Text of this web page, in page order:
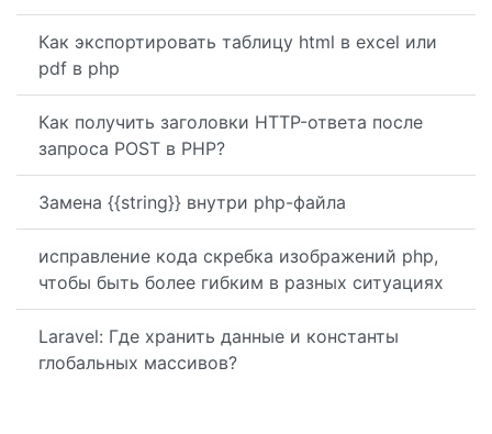
Как экспортировать таблицу html в excel или
pdf в php
Как получить заголовки HTTP-ответа после
запроса POST в PHP?
Замена {{string}} внутри php-файла
исправление кода скребка изображений php,
чтобы быть более гибким в разных ситуациях
Laravel: Где хранить данные и константы
глобальных массивов?